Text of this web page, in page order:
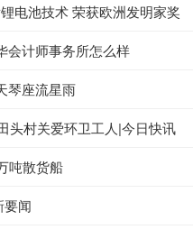
电池技术 荣获欧洲发明家奖
会计师事务所怎么样
琴座流星雨
头村关爱环卫工人|今日快讯
吨散货船
要闻